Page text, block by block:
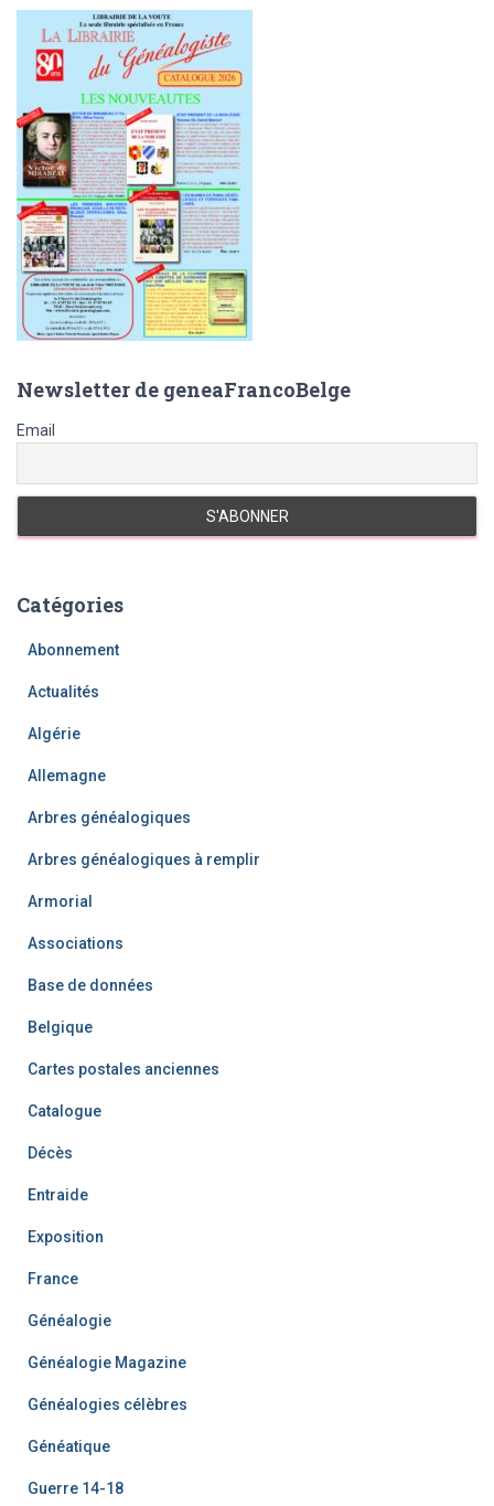
c
:
Newsletter de geneaFrancoBelge
Email
Catégories
Abonnement
Actualités
Algérie
Allemagne
Arbres généalogiques
Arbres généalogiques à remplir
Armorial
Associations
Base de données
Belgique
Cartes postales anciennes
Catalogue
Décès
Entraide
Exposition
France
Généalogie
Généalogie Magazine
Généalogies célèbres
Généatique
Guerre 14-18